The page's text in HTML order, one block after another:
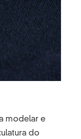
modelar e
do